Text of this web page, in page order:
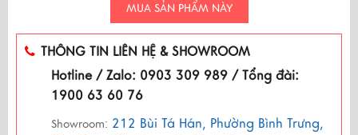
MUA SẢN PHẨM NÀY
THÔNG TIN LIÊN HỆ & SHOWROOM
Hotline / Zalo: 0903 309 989 / Tổng đài:
1900 63 60 76
Showroom: 212 Bùi Tá Hán, Phường Bình Trưng,